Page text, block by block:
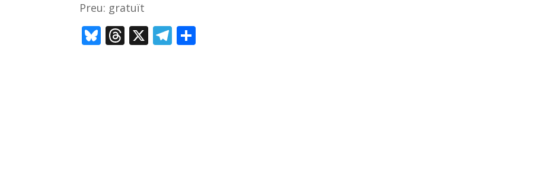
Preu: gratuït
Bl T X T